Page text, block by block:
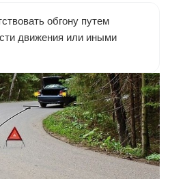
обгону путем
движения или иными